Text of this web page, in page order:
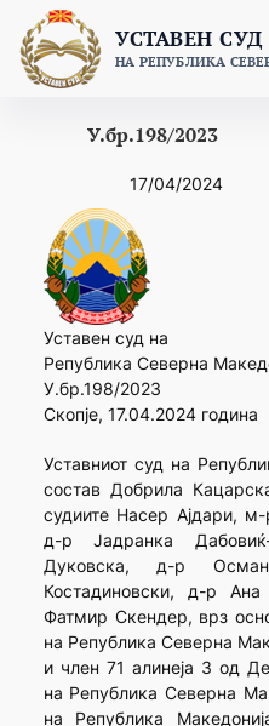
content
УСТАВЕН СУД
НА РЕПУБЛИКА
У.бр.198/2023
17/04/2024
Уставен суд на
Република Северна
У.бр.198/2023
Скопје, 17.04.2024 година
Уставниот суд на
состав Добрила
судиите Насер Ајдари, м-
д-р Јадранка Дабовиќ-
Дуковска, д-р
Костадиновски, д-р
Фатмир Скендер, врз
на Република Северна
и член 71 алинеја 3 од
на Република Северна
на Република